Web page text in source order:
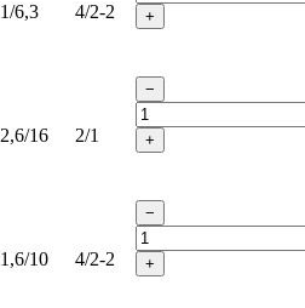
1/6,3 4/2-2 +
2,6/16 2/1
−
+
1,6/10 4/2-2
−
+